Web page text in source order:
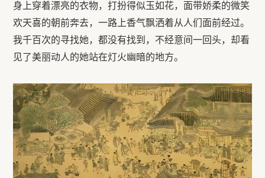
身上穿着漂亮的衣物，打扮得似玉如花，面带娇柔的微笑
欢天喜的朝前奔去，一路上香气飘洒着从人们面前经过。
我千百次的寻找她，都没有找到，不经意间一回头，却看
见了美丽动人的她站在灯火幽暗的地方。